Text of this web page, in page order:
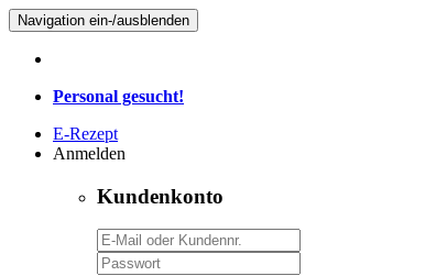
Navigation ein-/ausblenden
Personal gesucht!
E-Rezept
Anmelden
Kundenkonto